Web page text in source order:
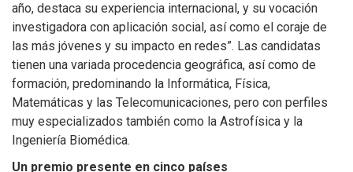
año, destaca su experiencia internacional, y su vocación
investigadora con aplicación social, así como el coraje de
las más jóvenes y su impacto en redes”. Las candidatas
tienen una variada procedencia geográfica, así como de
formación, predominando la Informática, Física,
Matemáticas y las Telecomunicaciones, pero con perfiles
muy especializados también como la Astrofísica y la
Ingeniería Biomédica.
Un premio presente en cinco países